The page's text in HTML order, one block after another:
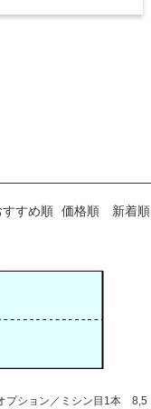
すすめ順 価格順 新着順
プション／ミシン目1本 8,5